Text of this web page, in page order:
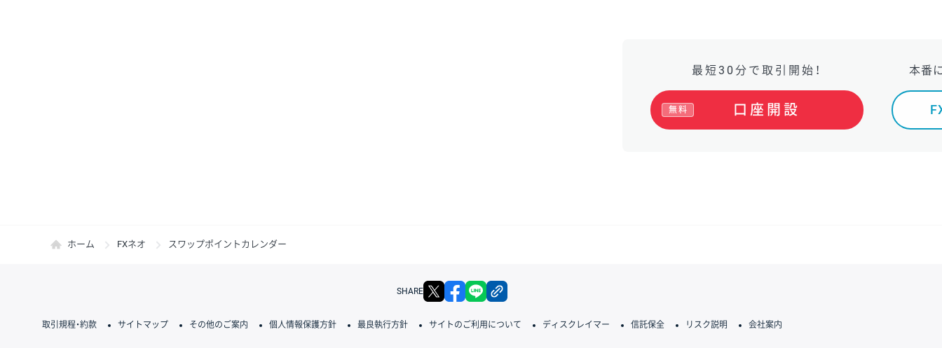
最短30分で取引開始！
口座開設
無料
本番
ホーム FXネオ スワップポイントカレンダー
SHARE X facebook
取引規程・約款 サイトマップ その他のご案内 個人情報保護方針 最良執行方針 サイトのご利用について ディスクレイマー 信託保全 リスク説明 会社案内